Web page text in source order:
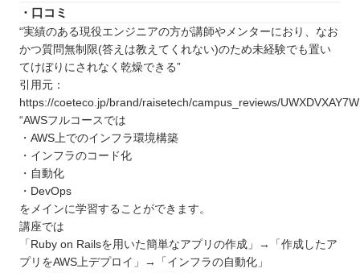
・口コミ
“実績のある現役エンジニアの方が講師やメンターにおり、なお
かつ質問無制限(答えは教えてくれない)のため未経験でも置い
てけぼりにされなく乾燥できる”
引用元：
https://coeteco.jp/brand/raisetech/campus_reviews/UWXDVXAY7W
“AWSフルコースでは
・AWS上でのインフラ環境構築
・インフラのコード化
・自動化
・DevOps
をメインに学習することができます。
講座では
「Ruby on Railsを用いた簡単なアプリの作成」→「作成したア
プリをAWS上デプロイ」→「インフラの自動化」